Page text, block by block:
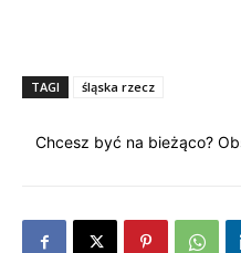
TAGI śląska rzecz
Chcesz być na bieżąco?